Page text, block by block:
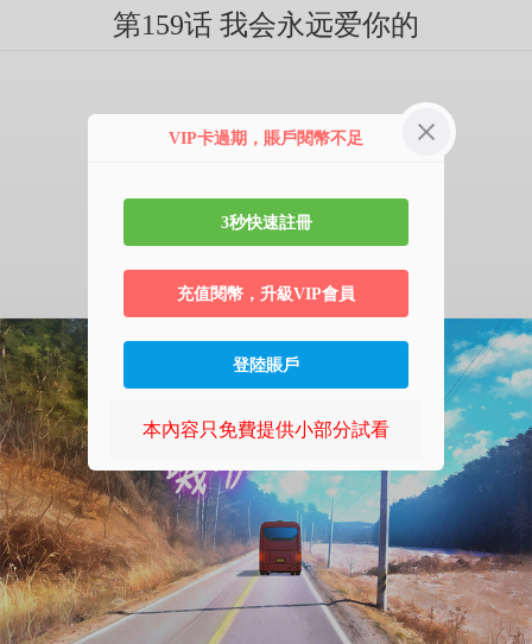
第159话 我会永远爱你的
VIP卡過期，賬戶閱幣不足
3秒快速註冊
充值閱幣，升級VIP會員
登陸賬戶
本內容只免費提供小部分試看